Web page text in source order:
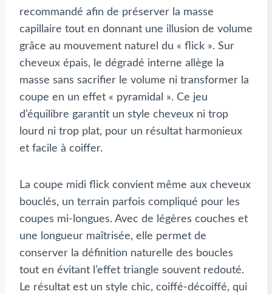
recommandé afin de préserver la masse
capillaire tout en donnant une illusion de volume
grâce au mouvement naturel du « flick ». Sur
cheveux épais, le dégradé interne allège la
masse sans sacrifier le volume ni transformer la
coupe en un effet « pyramidal ». Ce jeu
d’équilibre garantit un style cheveux ni trop
lourd ni trop plat, pour un résultat harmonieux
et facile à coiffer.
La coupe midi flick convient même aux cheveux
bouclés, un terrain parfois compliqué pour les
coupes mi-longues. Avec de légères couches et
une longueur maîtrisée, elle permet de
conserver la définition naturelle des boucles
tout en évitant l’effet triangle souvent redouté.
Le résultat est un style chic, coiffé-décoiffé, qui